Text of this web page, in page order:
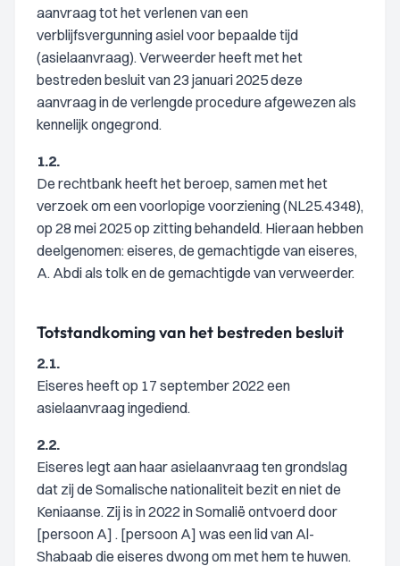
aanvraag tot het verlenen van een
verblijfsvergunning asiel voor bepaalde tijd
(asielaanvraag). Verweerder heeft met het
bestreden besluit van 23 januari 2025 deze
aanvraag in de verlengde procedure afgewezen als
kennelijk ongegrond.
1.2.
De rechtbank heeft het beroep, samen met het
verzoek om een voorlopige voorziening (NL25.4348),
op 28 mei 2025 op zitting behandeld. Hieraan hebben
deelgenomen: eiseres, de gemachtigde van eiseres,
A. Abdi als tolk en de gemachtigde van verweerder.
Totstandkoming van het bestreden besluit
2.1.
Eiseres heeft op 17 september 2022 een
asielaanvraag ingediend.
2.2.
Eiseres legt aan haar asielaanvraag ten grondslag
dat zij de Somalische nationaliteit bezit en niet de
Keniaanse. Zij is in 2022 in Somalië ontvoerd door
[persoon A] . [persoon A] was een lid van Al-
Shabaab die eiseres dwong om met hem te huwen.